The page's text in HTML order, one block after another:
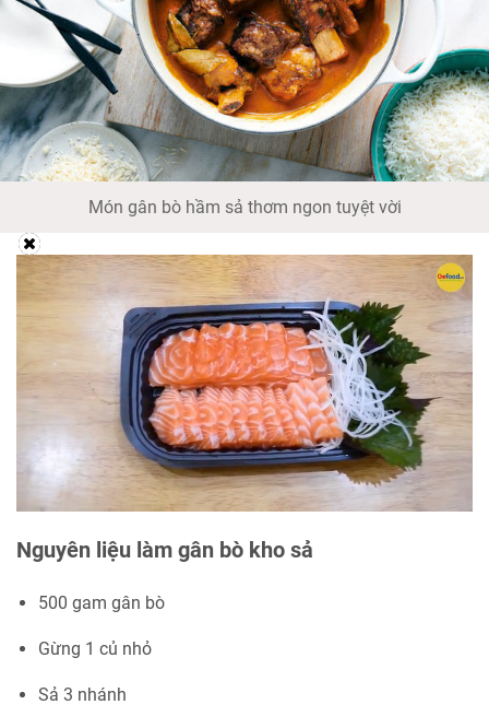
Món gân bò hầm sả thơm ngon tuyệt vời
Nguyên liệu làm gân bò kho sả
500 gam gân bò
Gừng 1 củ nhỏ
Sả 3 nhánh